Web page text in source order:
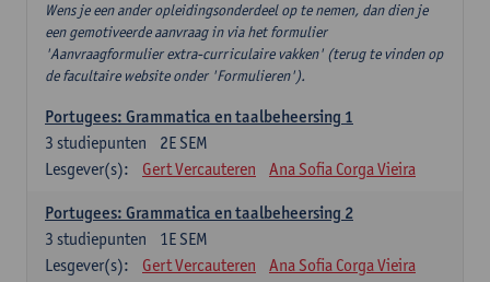
Wens je een ander opleidingsonderdeel op te nemen, dan dien je
een gemotiveerde aanvraag in via het formulier
'Aanvraagformulier extra-curriculaire vakken' (terug te vinden op
de facultaire website onder 'Formulieren').
Portugees: Grammatica en taalbeheersing 1
2E SEM
3 studiepunten
Lesgever(s):
Gert Vercauteren Ana Sofia Corga Vieira
Portugees: Grammatica en taalbeheersing 2
1E SEM
3 studiepunten
Lesgever(s):
Gert Vercauteren Ana Sofia Corga Vieira